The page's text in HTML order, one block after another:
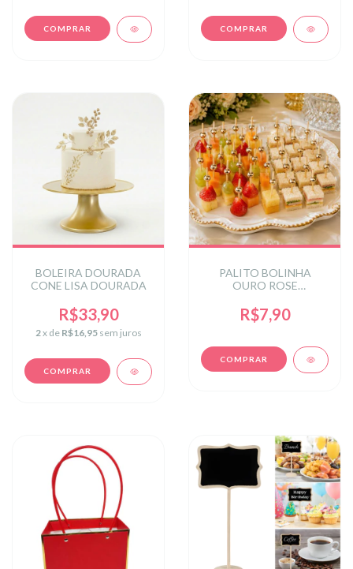
BOLEIRA DOURADA
CONE LISA DOURADA
R$33,90
2x de R$16,95 sem juros
PALITO BOLINHA
OURO ROSE
PCT C/24 UN
R$7,90